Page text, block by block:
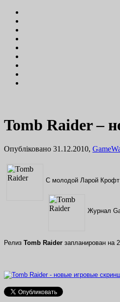
Tomb Raider –
Опубліковано 31.12.2010,
С молодой Ларой Крофт
Журнал
Релиз Tomb Raider запланирован на